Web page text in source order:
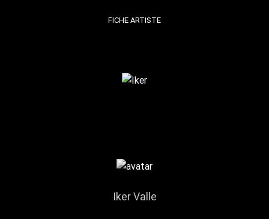
FICHE ARTISTE
Iker Valle